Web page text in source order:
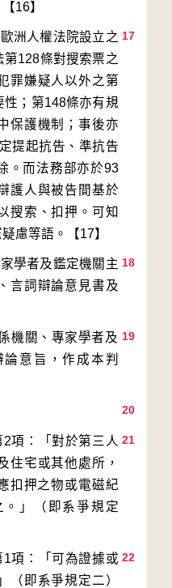
17
洲人權法院設立之
128條對搜索票之
罪嫌疑人以外之第
性；第148條亦有規
保護機制；事後亦
提起抗告、準抗告
。而法務部亦於93
護人與被告間基於
搜索、扣押。可知
18
學者及鑑定機關主
言詞辯論意見書及
19
意旨，作成本判
20
21
項：「對於第三人
住宅或其他處所，
扣押之物或電磁紀
」（即系爭規定
22
項：「可為證據或
（即系爭規定二）